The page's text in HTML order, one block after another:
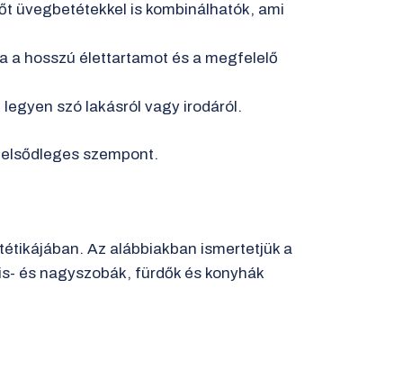
üvegbetétekkel is kombinálhatók, ami
a hosszú élettartamot és a megfelelő
szó lakásról vagy irodáról.
szempont.
Az alábbiakban ismertetjük a
és nagyszobák, fürdők és konyhák